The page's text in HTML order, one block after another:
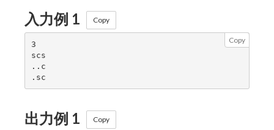
入力例 1 Copy
Copy
3
scs
..c
出力例 1 Copy